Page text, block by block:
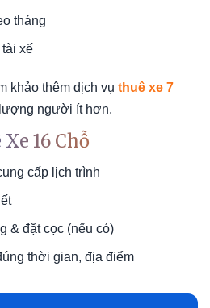
tháng
xế
khảo thêm dịch vụ thuê xe 7
người ít hơn.
16 Chỗ
cấp lịch trình
& đặt cọc (nếu có)
thời gian, địa điểm